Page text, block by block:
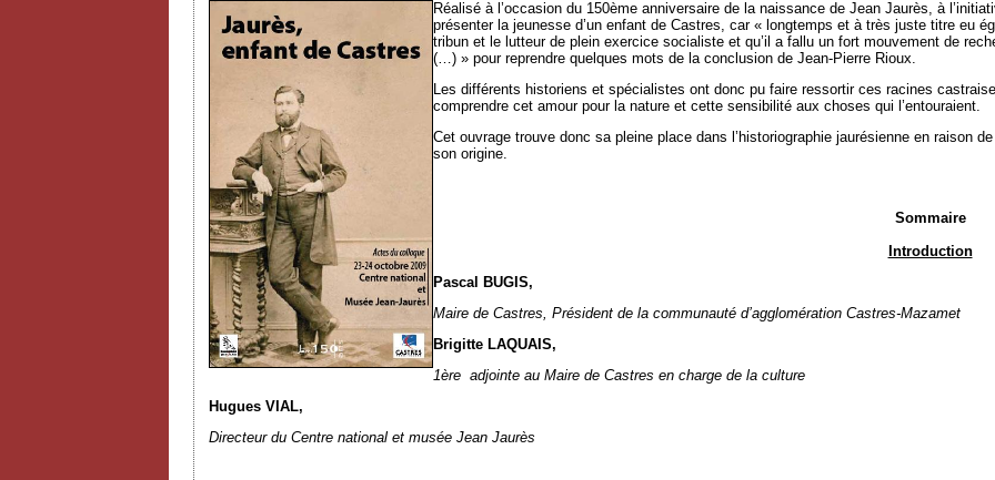
Réalisé à l’occasion du 150ème anniversaire de la naissance de Jean Jaurès, à
présenter la jeunesse d’un enfant de Castres, car « longtemps et à très juste titre eu
tribun et le lutteur de plein exercice socialiste et qu’il a fallu un fort mouvement de
(…) » pour reprendre quelques mots de la conclusion de Jean-Pierre Rioux.
Les différents historiens et spécialistes ont donc pu faire ressortir ces racines
comprendre cet amour pour la nature et cette sensibilité aux choses qui l’entouraient.
Cet ouvrage trouve donc sa pleine place dans l’historiographie jaurésienne en raison
son origine.
Sommaire
Introduction
Pascal BUGIS,
Maire de Castres, Président de la communauté d’agglomération Castres-Mazamet
Brigitte LAQUAIS,
1ère adjointe au Maire de Castres en charge de la culture
Hugues VIAL,
Directeur du Centre national et musée Jean Jaurès